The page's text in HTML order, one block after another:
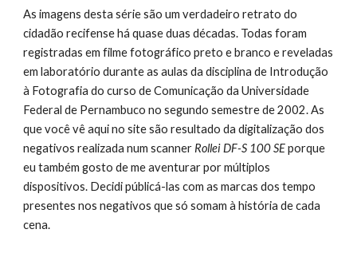
As imagens desta série são um verdadeiro retrato do
cidadão recifense há quase duas décadas. Todas foram
registradas em filme fotográfico preto e branco e reveladas
em laboratório durante as aulas da disciplina de Introdução
à Fotografia do curso de Comunicação da Universidade
Federal de Pernambuco no segundo semestre de 2002. As
que você vê aqui no site são resultado da digitalização dos
negativos realizada num scanner Rollei DF-S 100 SE porque
eu também gosto de me aventurar por múltiplos
dispositivos. Decidi públicá-las com as marcas dos tempo
presentes nos negativos que só somam à história de cada
cena.